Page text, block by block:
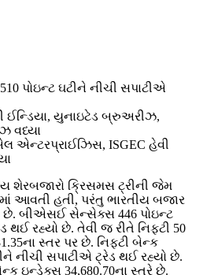
પોઇન્ટ ઘટીને નીચી સપાટીએ
ઈન્ડિયા, યુનાઇટેડ બ્રુઅરીઝ,
વધ્યા
એન્ટરપ્રાઈઝિસ, ISGEC હેવી
શેરબજારો ક્રિસમસ ટ્રીની જેમ
આવતી હતી, પરંતુ ભારતીય બજાર
છે. બીએસઈ સેન્સેક્સ 446 પોઇન્ટ
થઈ રહ્યો છે. તેવી જ રીતે નિફ્ટી 50
સ્તર પર છે. નિફ્ટી બેન્ક
નીચી સપાટીએ ટ્રેડ થઈ રહ્યો છે.
ઇન્ડેક્સ 34,680.70ના સ્તરે છે.